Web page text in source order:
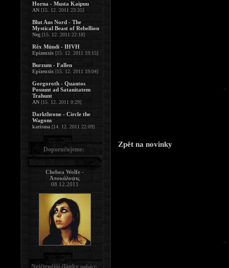
Zpět na novinky
Horna - Musta Kaipuu
AN [15. 12. 2011 23:35]
Blut Aus Nord - The
Mystical Beast of Rebellion
Neg [15. 12. 2011 22:18]
Rêx Mündi - IHVH
Epizeuxis [15. 12. 2011 19:15]
Burzum - Fallen
Epizeuxis [15. 12. 2011 19:04]
Gorgoroth - Quantos
Possunt ad Satanitatem
Trahunt
AN [15. 12. 2011 0:29]
Darkthrone - Circle the
Wagons
karisma [14. 12. 2011 22:09]
Doporučujeme:
Chelsea Wolfe -
Ἀποκάλυψις
08.12.2011
Nejčtenější články (měsíc):